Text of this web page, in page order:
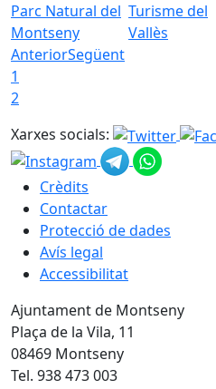
Parc Natural del
Montseny
Turisme del
Vallès
AnteriorSegüent
1
2
Xarxes socials:
Crèdits
Contactar
Protecció de dades
Avís legal
Accessibilitat
Ajuntament de Montseny
Plaça de la Vila, 11
08469 Montseny
Tel. 938 473 003